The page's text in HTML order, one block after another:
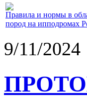
Правила и нормы в
пород на ипподромах
9/11/2024